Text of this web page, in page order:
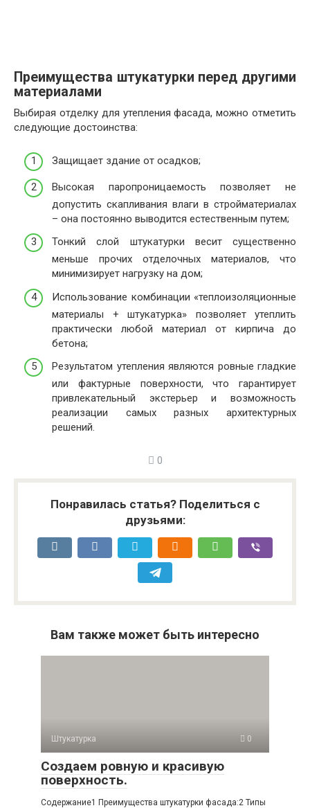
Преимущества штукатурки перед другими
материалами
Выбирая отделку для утепления фасада, можно отметить
следующие достоинства:
Защищает здание от осадков;
Высокая паропроницаемость позволяет не
допустить скапливания влаги в стройматериалах
– она постоянно выводится естественным путем;
Тонкий слой штукатурки весит существенно
меньше прочих отделочных материалов, что
минимизирует нагрузку на дом;
Использование комбинации «теплоизоляционные
материалы + штукатурка» позволяет утеплить
практически любой материал от кирпича до
бетона;
Результатом утепления являются ровные гладкие
или фактурные поверхности, что гарантирует
привлекательный экстерьер и возможность
реализации самых разных архитектурных
решений.
0
Понравилась статья? Поделиться с
друзьями:
Вам также может быть интересно
Штукатурка 0
Создаем ровную и красивую
поверхность.
Содержание1 Преимущества штукатурки фасада:2 Типы